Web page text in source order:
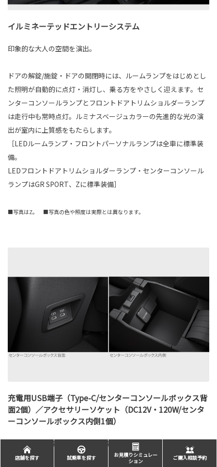
イルミネーテッドエントリーシステム
印象的な大人の空間を演出。
ドアの解錠/施錠・ドアの開閉時には、ルームランプをはじめとし
た照明が自動的に点灯・消灯し、乗る方をやさしく迎えます。セ
ンターコンソールランプとフロントドアトリムショルダーランプ
は走行中も常時点灯。ルミナスベージュカラーの先進的な光の演
出が室内に上質感をもたらします。
［LEDルームランプ・フロントパーソナルランプは全車に標準装
備。
LEDフロントドアトリムショルダーランプ・センターコンソール
ランプはGR SPORT、Zに標準装備］
■写真はZ。 ■写真の色や照度は実際とは異なります。
充電用USB端子（Type-C/センターコンソールボックス背
面2個）／アクセサリーソケット（DC12V・120W/センタ
ーコンソールボックス内側1個）
使いやすい位置に車内電源を配置。
店舗を探す 試乗車を探す
お見積りシミュレー
ション
ご購入相談予約